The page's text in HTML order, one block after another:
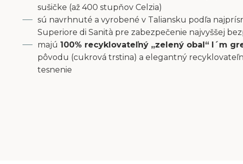
sušičke (až 400 stupňov Celzia)
sú navrhnuté a vyrobené v Taliansku podľa
Superiore di Sanità pre zabezpečenie najvyššej
majú 100% recyklovateľný „zelený obal“ I´m
pôvodu (cukrová trstina) a elegantný
tesnenie